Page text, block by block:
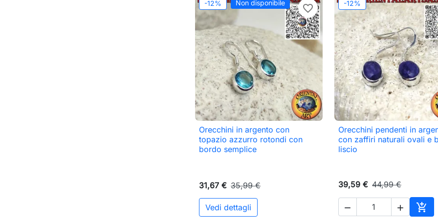
-12% Non disponibile favorite_border
 Anteprima
Orecchini in argento con
topazio azzurro rotondi con
bordo semplice
31,67 € 35,99 €
Vedi dettagli
-12%
 Anteprima
Orecchini pendenti in
con zaffiri naturali ovali e
liscio
39,59 € 44,99 €
  